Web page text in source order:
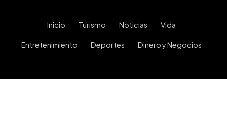
Inicio Turismo Noticias Vida
Entretenimiento Deportes Dinero y Negocios